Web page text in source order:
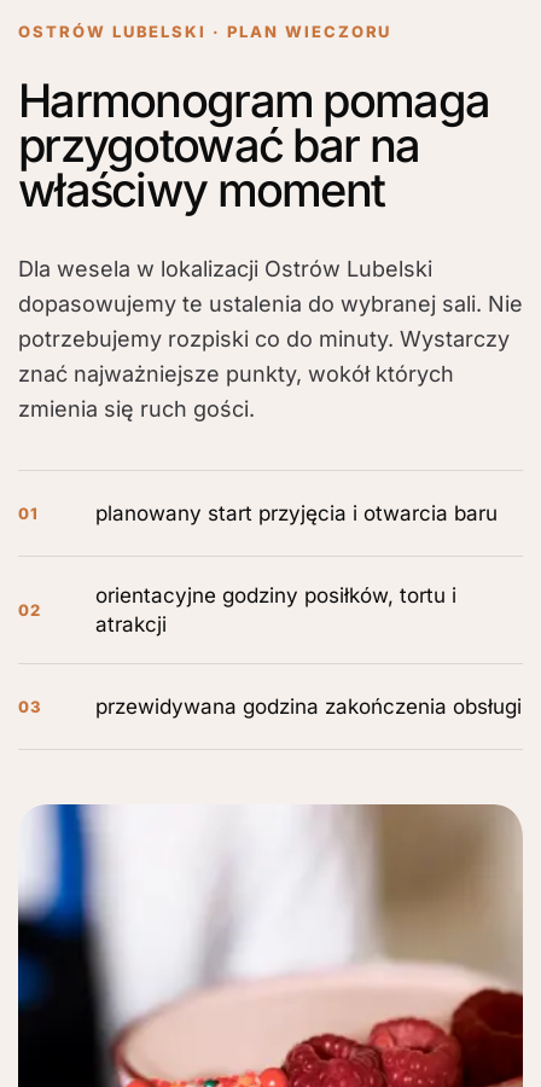
OSTRÓW LUBELSKI · PLAN WIECZORU
Harmonogram pomaga
przygotować bar na
właściwy moment
Dla wesela w lokalizacji Ostrów Lubelski
dopasowujemy te ustalenia do wybranej sali. Nie
potrzebujemy rozpiski co do minuty. Wystarczy
znać najważniejsze punkty, wokół których
zmienia się ruch gości.
01 planowany start przyjęcia i otwarcia baru
02
orientacyjne godziny posiłków, tortu i
atrakcji
03 przewidywana godzina zakończenia obsługi